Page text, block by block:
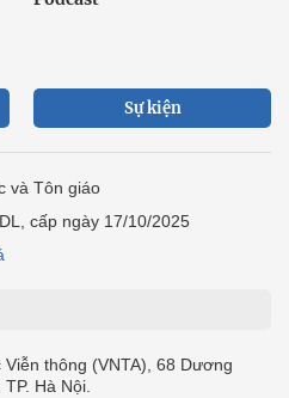
Sự kiện
và Tôn giáo
cấp ngày 17/10/2025
thông (VNTA), 68 Dương
Hà Nội.